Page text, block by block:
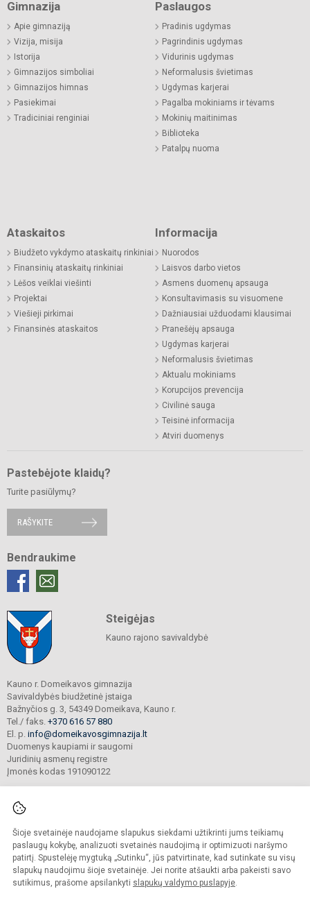
Šioje svetainėje naudojame slapukus siekdami užtikrinti jums teikiamų
paslaugų kokybę, analizuoti svetainės naudojimą ir optimizuoti naršymo
patirtį. Spustelėję mygtuką „Sutinku“, jūs patvirtinate, kad sutinkate su visų
slapukų naudojimu šioje svetainėje. Jei norite atšaukti arba pakeisti savo
sutikimus, prašome apsilankyti slapukų valdymo puslapyje.
Gimnazija
Apie gimnaziją
Vizija, misija
Istorija
Gimnazijos simboliai
Gimnazijos himnas
Pasiekimai
Tradiciniai renginiai
Paslaugos
Pradinis ugdymas
Pagrindinis ugdymas
Vidurinis ugdymas
Neformalusis švietimas
Ugdymas karjerai
Pagalba mokiniams ir tėvams
Mokinių maitinimas
Biblioteka
Patalpų nuoma
Ataskaitos
Biudžeto vykdymo ataskaitų rinkiniai
Finansinių ataskaitų rinkiniai
Lėšos veiklai viešinti
Projektai
Viešieji pirkimai
Finansinės ataskaitos
Informacija
Nuorodos
Laisvos darbo vietos
Asmens duomenų apsauga
Konsultavimasis su visuomene
Dažniausiai užduodami klausimai
Pranešėjų apsauga
Ugdymas karjerai
Neformalusis švietimas
Aktualu mokiniams
Korupcijos prevencija
Civilinė sauga
Teisinė informacija
Atviri duomenys
Pastebėjote klaidų?
Turite pasiūlymų?
RAŠYKITE
Bendraukime
Steigėjas
Kauno rajono savivaldybė
Kauno r. Domeikavos gimnazija
Savivaldybės biudžetinė įstaiga
Bažnyčios g. 3, 54349 Domeikava, Kauno r.
Tel./ faks. +370 616 57 880
El. p. info@domeikavosgimnazija.lt
Duomenys kaupiami ir saugomi
Juridinių asmenų registre
Įmonės kodas 191090122
© 2021. Kauno r. Domeikavos gimnazija. Visos teisės saugomos.
Kopijuoti turinį be raštiško gimnazijos sutikimo griežtai draudžiama.
Prieinamumo paraiška Slapukų valdymas
Sumanus būdas atnaujinti